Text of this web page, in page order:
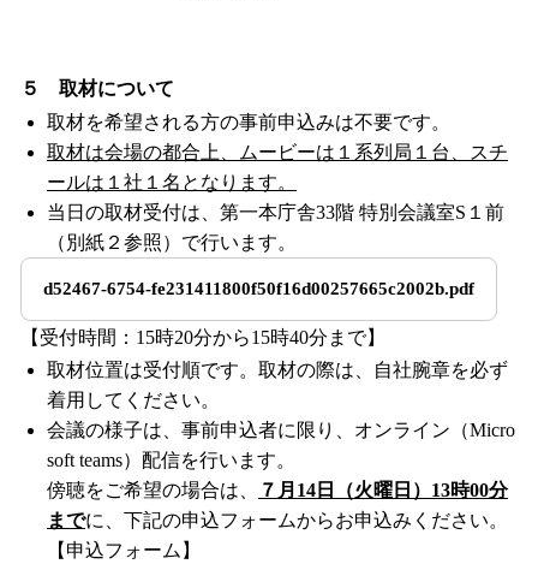
５ 取材について
取材を希望される方の事前申込みは不要です。
取材は会場の都合上、ムービーは１系列局１台、スチ
ールは１社１名となります。
当日の取材受付は、第一本庁舎33階 特別会議室S１前
（別紙２参照）で行います。
d52467-6754-fe231411800f50f16d00257665c2002b.pdf
【受付時間：15時20分から15時40分まで】
取材位置は受付順です。取材の際は、自社腕章を必ず
着用してください。
会議の様子は、事前申込者に限り、オンライン（Micro
soft teams）配信を行います。
傍聴をご希望の場合は、
７月14日（火曜日）13時00分
までに、下記の申込フォームからお申込みください。
【申込フォーム】